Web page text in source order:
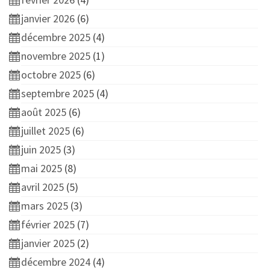
janvier 2026 (6)
décembre 2025 (4)
novembre 2025 (1)
octobre 2025 (6)
septembre 2025 (4)
août 2025 (6)
juillet 2025 (6)
juin 2025 (3)
mai 2025 (8)
avril 2025 (5)
mars 2025 (3)
février 2025 (7)
janvier 2025 (2)
décembre 2024 (4)